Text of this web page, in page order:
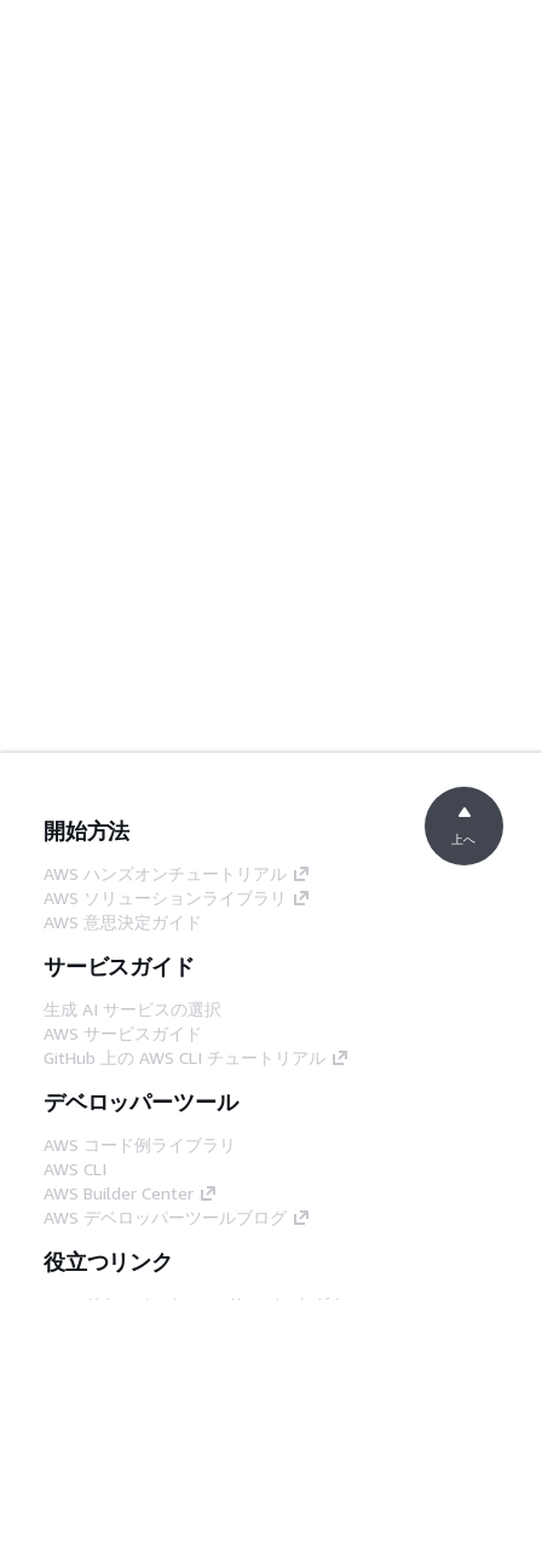
開始方法
AWS ハンズオンチュートリアル
AWS ソリューションライブラリ
AWS 意思決定ガイド
サービスガイド
生成 AI サービスの選択
AWS サービスガイド
GitHub 上の AWS CLI チュートリアル
デベロッパーツール
AWS コード例ライブラリ
AWS CLI
AWS Builder Center
AWS デベロッパーツールブログ
役立つリンク
AWS ドキュメント MCP サーバーをダウンロー
上へ